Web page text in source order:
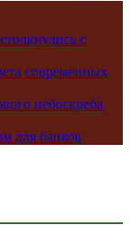
с
современных
небоскреба
для банков